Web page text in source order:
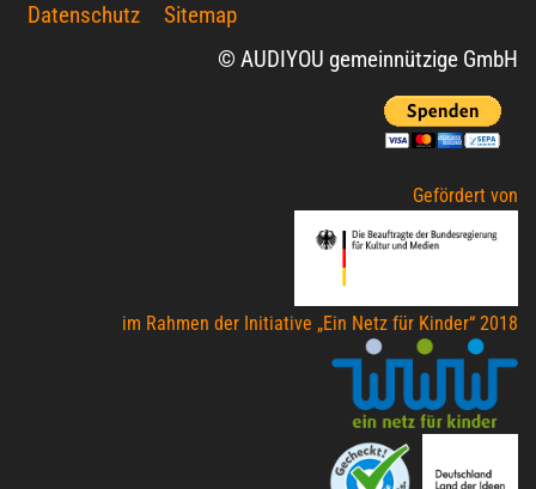
Datenschutz
Sitemap
© AUDIYOU gemeinnützige GmbH
Gefördert von
im Rahmen der Initiative „Ein Netz für Kinder“ 2018